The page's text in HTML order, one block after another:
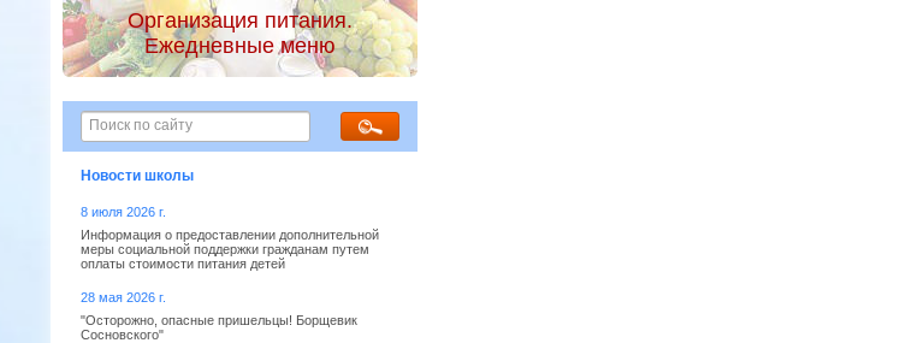
Организация питания.
Ежедневные меню
Новости школы
8 июля 2026 г.
Информация о предоставлении дополнительной
меры социальной поддержки гражданам путем
оплаты стоимости питания детей
28 мая 2026 г.
"Осторожно, опасные пришельцы! Борщевик
Сосновского"